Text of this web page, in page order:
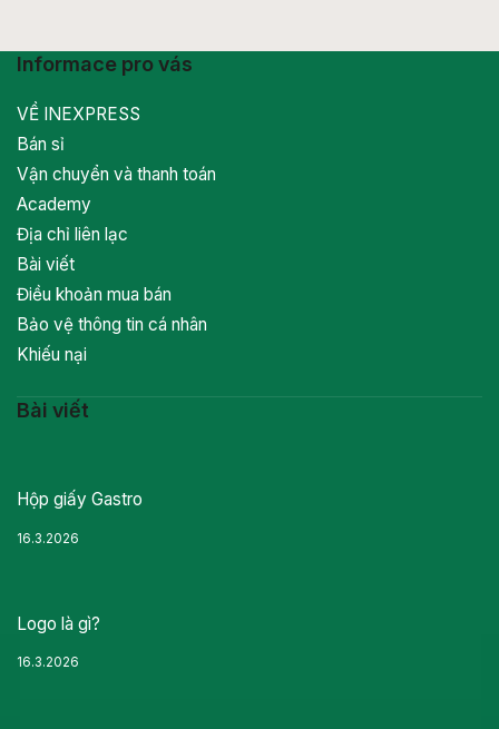
Informace pro vás
VỀ INEXPRESS
Bán sỉ
Vận chuyển và thanh toán
Academy
Địa chỉ liên lạc
Bài viết
Điều khoản mua bán
Bảo vệ thông tin cá nhân
Khiếu nại
Bài viết
Hộp giấy Gastro
16.3.2026
Logo là gì?
16.3.2026